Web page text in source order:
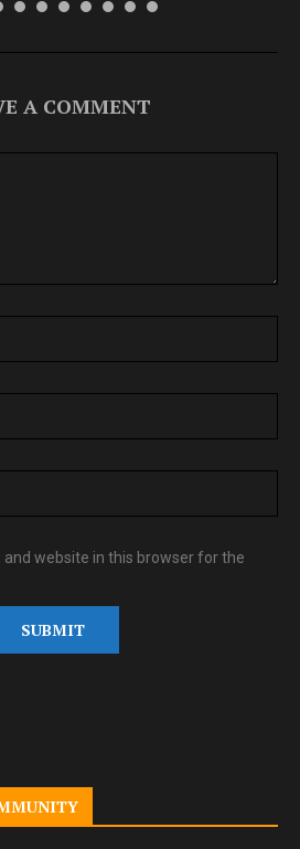
A COMMENT
and website in this browser for the